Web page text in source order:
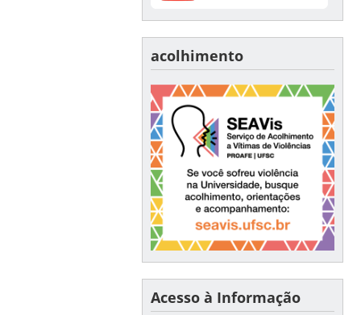
acolhimento
Acesso à Informação